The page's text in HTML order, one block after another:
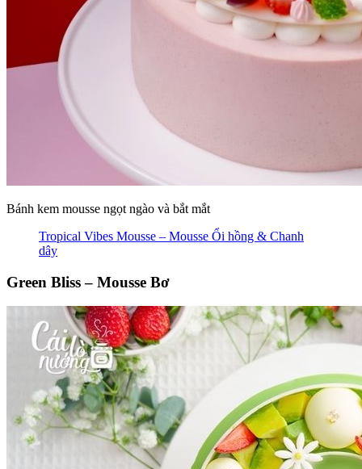
Bánh kem mousse ngọt ngào và bắt mắt
Tropical Vibes Mousse – Mousse Ổi hồng & Chanh
dây
Green Bliss – Mousse Bơ